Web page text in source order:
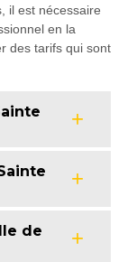
il est nécessaire
en la
des tarifs qui sont
de